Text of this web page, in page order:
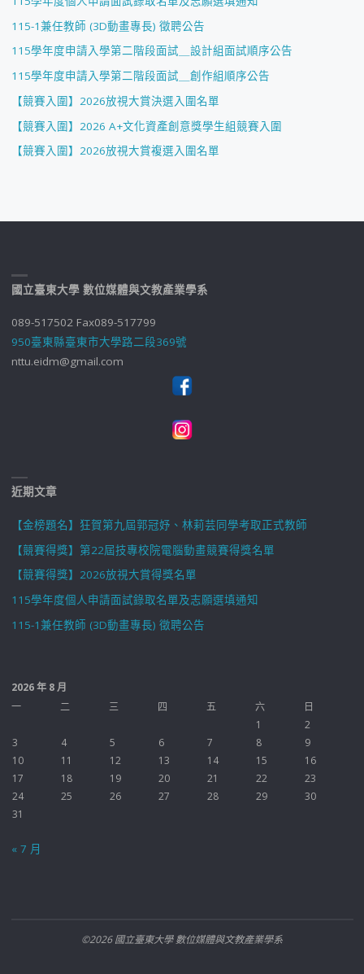
115-1兼任教師 (3D動畫專長) 徵聘公告
115學年度申請入學第二階段面試＿設計組面試順序公告
115學年度申請入學第二階段面試＿創作組順序公告
【競賽入圍】2026放視大賞決選入圍名單
【競賽入圍】2026 A+文化資產創意獎學生組競賽入圍
【競賽入圍】2026放視大賞複選入圍名單
國立臺東大學 數位媒體與文教產業學系
089-517502 Fax089-517799
950臺東縣臺東市大學路二段369號
nttu.eidm@gmail.com
近期文章
【金榜題名】狂賀第九屆郭冠妤、林莉芸同學考取正式教師
【競賽得獎】第22屆技專校院電腦動畫競賽得獎名單
【競賽得獎】2026放視大賞得獎名單
115學年度個人申請面試錄取名單及志願選填通知
115-1兼任教師 (3D動畫專長) 徵聘公告
2026 年 8 月
一
二 三 四 五 六
日
1
2
3
4 5 6 7 8
9
10
11 12 13 14 15
16
17
18 19 20 21 22
23
24
25 26 27 28 29
30
31
« 7 月
©2026 國立臺東大學 數位媒體與文教產業學系